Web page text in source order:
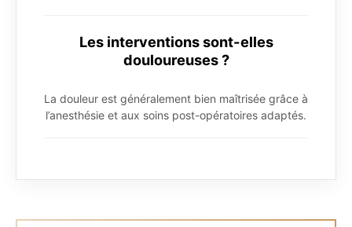
Les interventions sont-elles
douloureuses ?
La douleur est généralement bien maîtrisée grâce à
l’anesthésie et aux soins post-opératoires adaptés.